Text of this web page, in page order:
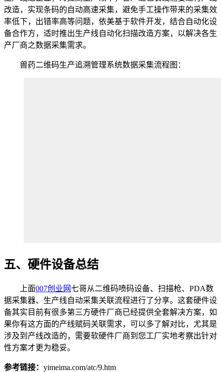
改造，实现条码的自动高速采集，避免手工操作带来的采集效
率低下，出错率高等问题，依美基于软件开发，结合自动化设
备合作方，适时推出生产线自动化扫描改造方案，以解决各生
产厂商之数据采集需求。
兽药二维码生产追溯管理系统数据采集流程图：
五、硬件设备总结
上面007创业网七哥从二维码喷码设备、扫描枪、PDA数
据采集器、生产线自动采集关联流程进行了分享。这套硬件设
备其实目前有很多第三方硬件厂商已经提供全套解决方案，如
果你有这方面的产线赋码关联需求，可以多了解对比，尤其是
涉及到产线改造的，需要软硬件厂商到您工厂实地考察出针对
性方案才更为稳妥。
参考链接： yimeima.com/atc/9.htm